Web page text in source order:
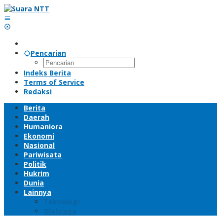
Lewati
ke
konten
Pencarian
Indeks Berita
Terms of Service
Redaksi
Berita
Daerah
Humaniora
Ekonomi
Nasional
Pariwisata
Politik
Hukrim
Dunia
Lainnya
Teknologi
Olahraga